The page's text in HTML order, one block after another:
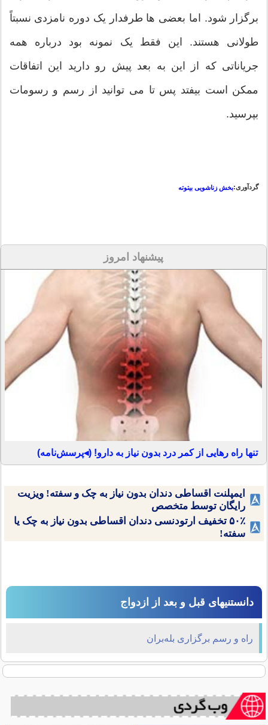
برگزار شود. اما بعضی ها طرفدار یک دوره نامزدی نسبتاً
طولانی هستند. این فقط یک نمونه بود درباره همه
جریاناتی که از این به بعد پیش رو دارید این اتفاقات
ممکن است بیفتد پس تا می توانید از رسم و رسومات
بپرسید.
گردآوری:بخش زناشویی بیتوته
پیشنهاد امروز
تنها راه رهایی از کمر درد بدون نیاز به دارو! (◂پرسش‌نامه)
ایمپلنت اقساطی دندان بدون نیاز به چک و سفته! ویزیت
رایگان توسط متخصص
۵۰٪ تخفیف ارتودنسی دندان اقساطی بدون نیاز به چک یا
سفته!
دانستنیهای قبل و بعد از ازدواج
راه و رسم برگزاری بله‌بران